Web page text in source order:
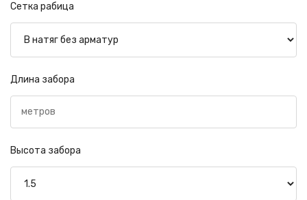
Сетка рабица
Длина забора
Высота забора